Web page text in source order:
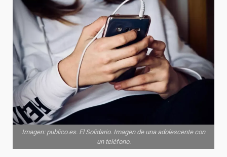
Imagen: publico.es. El Solidario. Imagen de una adolescente con
un teléfono.